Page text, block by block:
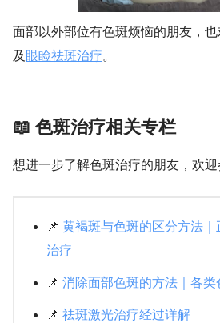
面部以外部位有色斑烦恼的朋友，
及 眼睑祛斑治疗。
📖 色斑治疗相关专栏
想进一步了解色斑治疗的朋友，欢迎
📌 黄褐斑与色斑的区分方法｜
治疗
📌 消除面部色斑的方法｜各
📌 祛斑激光治疗经过详解